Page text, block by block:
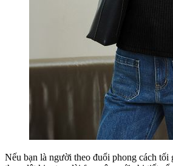
Nếu bạn là người theo đuổi phong cách tối